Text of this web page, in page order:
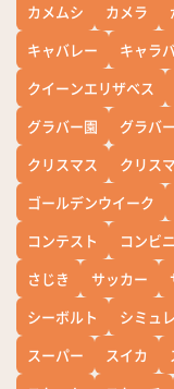
カメムシ
カメラ
キャバレー
キャラ
クイーンエリザベス
グラバー園
グラバ
クリスマス
クリス
ゴールデンウイーク
コンテスト
コンビニ
さじき
サッカー
シーボルト
シミュ
スーパー
スイカ